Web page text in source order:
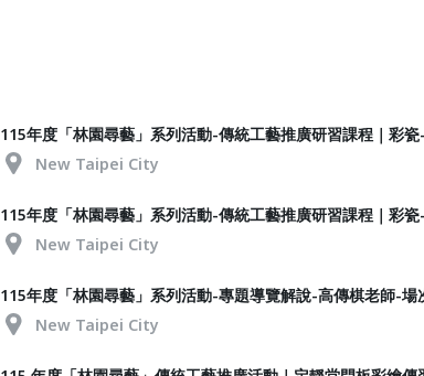
115年度「林園尋藝」系列活動-傳統工藝推廣研習課程｜彩
New Taipei City
115年度「林園尋藝」系列活動-傳統工藝推廣研習課程｜彩
New Taipei City
115年度「林園尋藝」系列活動-專題導覽解說-高傳棋老師-場
New Taipei City